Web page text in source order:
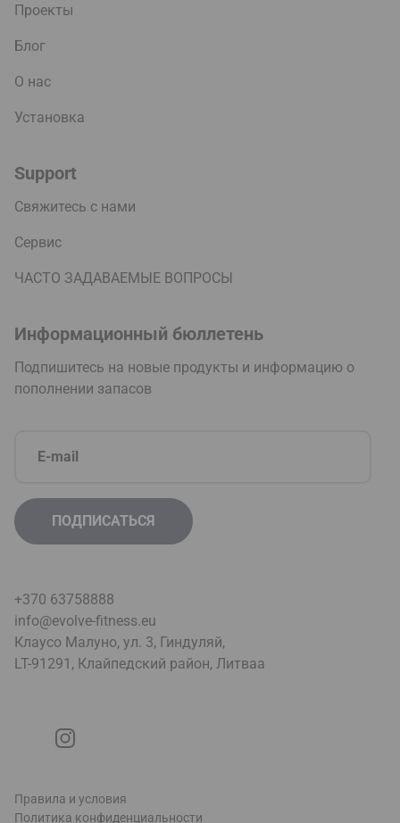
Проекты
Блог
О нас
Установка
Support
Свяжитесь с нами
Сервис
ЧАСТО ЗАДАВАЕМЫЕ ВОПРОСЫ
Информационный бюллетень
Подпишитесь на новые продукты и информацию о
пополнении запасов
+370 63758888
info@evolve-fitness.eu
Клаусо Малуно, ул. 3, Гиндуляй,
LT-91291, Клайпедский район, Литваa
Правила и условия
Политика конфиденциальности